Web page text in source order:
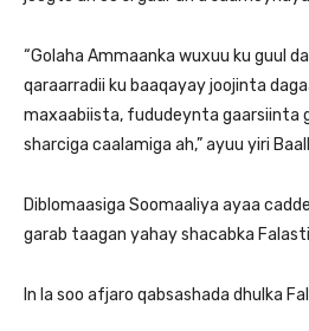
“Golaha Ammaanka wuxuu ku guul
qaraarradii ku baaqayay joojinta
maxaabiista, fududeynta gaarsiinta
sharciga caalamiga ah,” ayuu yiri
Diblomaasiga Soomaaliya ayaa
garab taagan yahay shacabka
In la soo afjaro qabsashada dhulka